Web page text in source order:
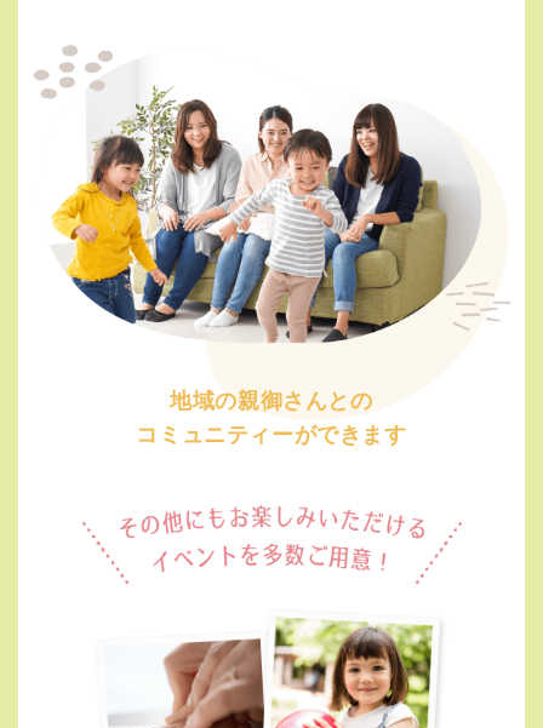
地域の親御さんとの
コミュニティーができます